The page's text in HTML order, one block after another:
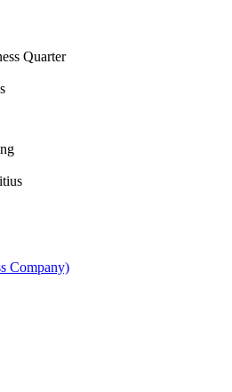
Quarter
Company)